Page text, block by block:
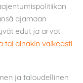
ajamaan
edut ja arvot
tai ainakin vaikeasti
ja taloudellinen